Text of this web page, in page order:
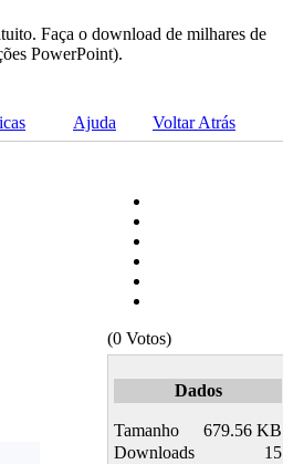
Faça o download de milhares de
PowerPoint).
Ajuda
Voltar Atrás
(0 Votos)
Dados
Tamanho
679.56 KB
Downloads
15